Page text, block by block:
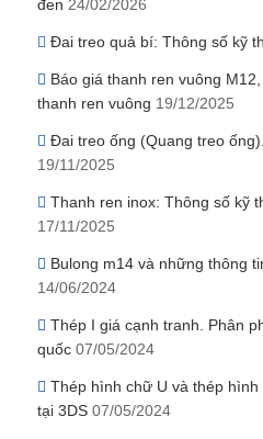
đen 24/02/2026
Đai treo quả bí: Thông số kỹ
Báo giá thanh ren vuông
thanh ren vuông 19/12/2025
Đai treo ống (Quang treo
19/11/2025
Thanh ren inox: Thông số kỹ
17/11/2025
Bulong m14 và những thông
14/06/2024
Thép I giá cạnh tranh. Phân
quốc 07/05/2024
Thép hình chữ U và thép
tại 3DS 07/05/2024